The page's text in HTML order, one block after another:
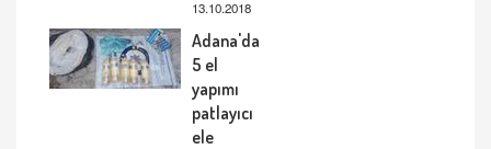
13.10.2018
Adana'da
5 el
yapımı
patlayıcı
ele